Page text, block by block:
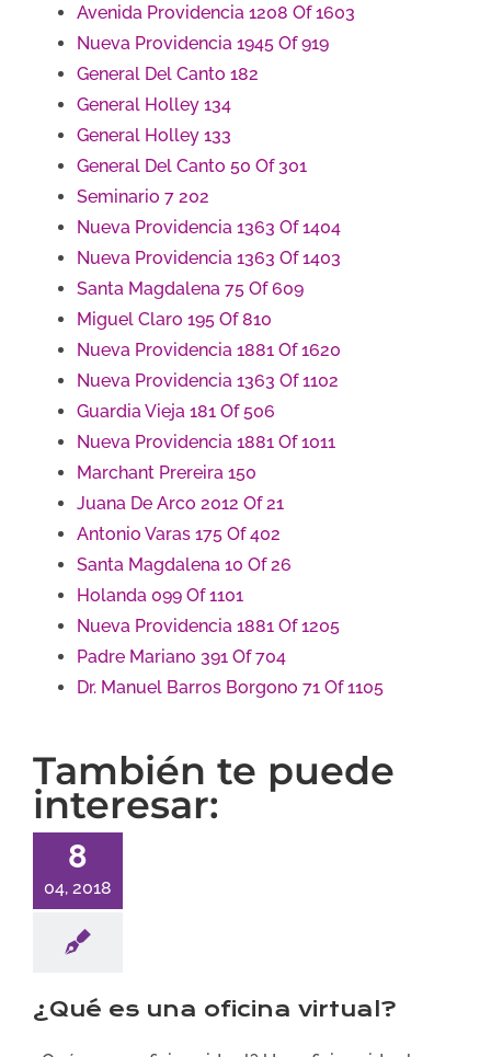
Avenida Providencia 1208 Of 1603
Nueva Providencia 1945 Of 919
General Del Canto 182
General Holley 134
General Holley 133
General Del Canto 50 Of 301
Seminario 7 202
Nueva Providencia 1363 Of 1404
Nueva Providencia 1363 Of 1403
Santa Magdalena 75 Of 609
Miguel Claro 195 Of 810
Nueva Providencia 1881 Of 1620
Nueva Providencia 1363 Of 1102
Guardia Vieja 181 Of 506
Nueva Providencia 1881 Of 1011
Marchant Prereira 150
Juana De Arco 2012 Of 21
Antonio Varas 175 Of 402
Santa Magdalena 10 Of 26
Holanda 099 Of 1101
Nueva Providencia 1881 Of 1205
Padre Mariano 391 Of 704
Dr. Manuel Barros Borgono 71 Of 1105
También te puede
interesar:
8
04, 2018
¿Qué es una oficina virtual?